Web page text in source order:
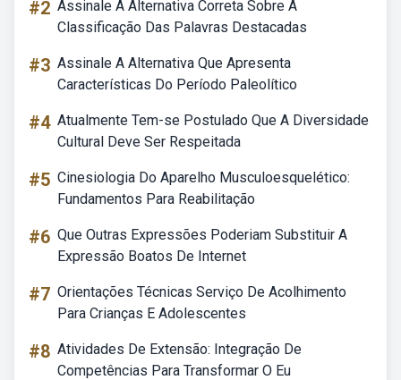
#2 Assinale A Alternativa Correta Sobre A
Classificação Das Palavras Destacadas
#3 Assinale A Alternativa Que Apresenta
Características Do Período Paleolítico
#4 Atualmente Tem-se Postulado Que A Diversidade
Cultural Deve Ser Respeitada
#5 Cinesiologia Do Aparelho Musculoesquelético:
Fundamentos Para Reabilitação
#6 Que Outras Expressões Poderiam Substituir A
Expressão Boatos De Internet
#7 Orientações Técnicas Serviço De Acolhimento
Para Crianças E Adolescentes
#8 Atividades De Extensão: Integração De
Competências Para Transformar O Eu